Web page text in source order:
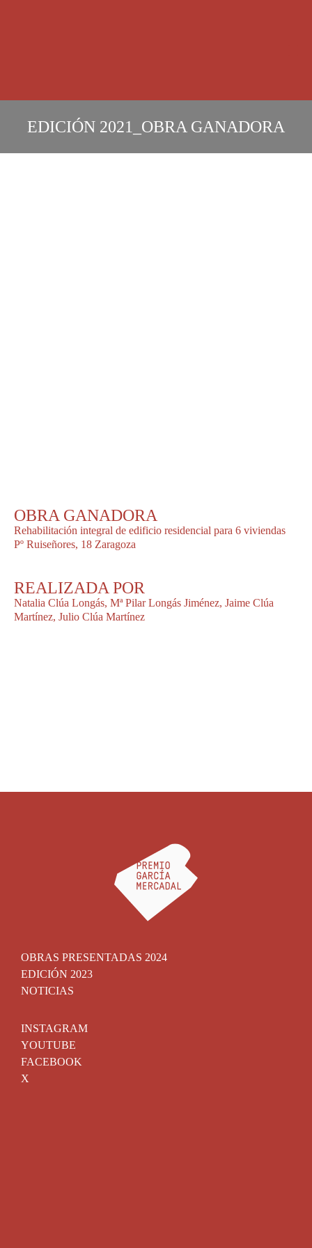
EDICIÓN 2021 OBRA GANADORA
OBRA GANADORA
Rehabilitación integral de edificio residencial para 6 viviendas
Pº Ruiseñores, 18 Zaragoza
REALIZADA POR
Natalia Clúa Longás, Mª Pilar Longás Jiménez, Jaime Clúa
Martínez, Julio Clúa Martínez
OBRAS PRESENTADAS 2024
EDICIÓN 2023
NOTICIAS
INSTAGRAM
YOUTUBE
FACEBOOK
X